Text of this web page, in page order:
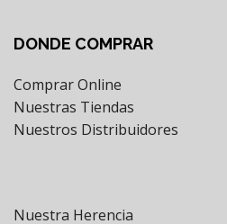
DONDE COMPRAR
Comprar Online
Nuestras Tiendas
Nuestros Distribuidores
Nuestra Herencia